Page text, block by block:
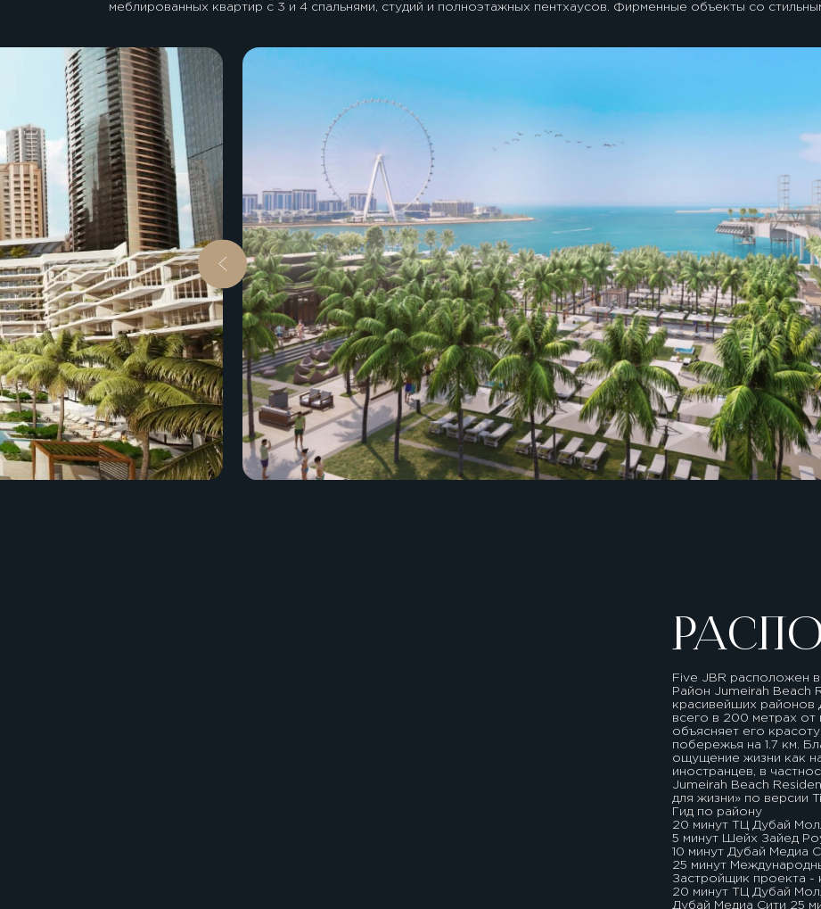
меблированных квартир с 3 и 4 спальнями, студий и полноэтажных пентхаусов. Фирменные объекты со
Five JBR расположен
Район Jumeirah Beach
красивейших районов
всего в 200 метрах от
объясняет его
побережья на 1.7 км.
ощущение жизни как
иностранцев, в
Jumeirah Beach
для жизни» по версии
Гид по району
20 минут ТЦ Дубай
5 минут Шейх Зайед
10 минут Дубай Медиа
25 минут
Застройщик проекта -
20 минут ТЦ Дубай
Дубай Медиа Сити 25